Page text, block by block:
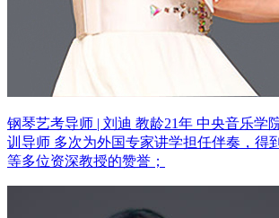
钢琴艺考导师 | 刘迪 教龄21年 中央音乐学
训导师 多次为外国专家讲学担任伴奏，得
等多位资深教授的赞誉；